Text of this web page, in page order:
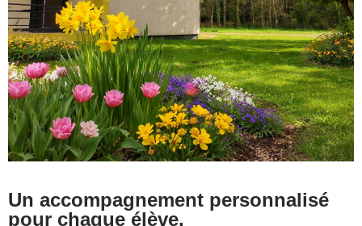
Un accompagnement personnalisé
pour chaque élève.